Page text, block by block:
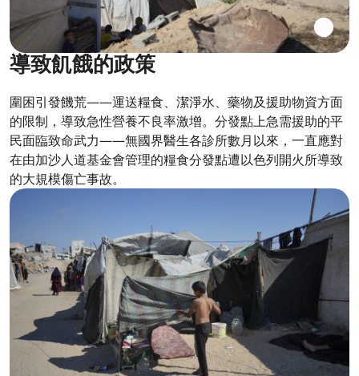
導致飢餓的政策
圍困引發饑荒——運送糧食、潔淨水、藥物及援助物資方面
的限制，導致急性營養不良率激增。分發點上急需援助的平
民面臨致命武力——無國界醫生各診所數月以來，一直應對
在由加沙人道基金會管理的糧食分發點遭以色列開火所導致
的大規模傷亡事故。